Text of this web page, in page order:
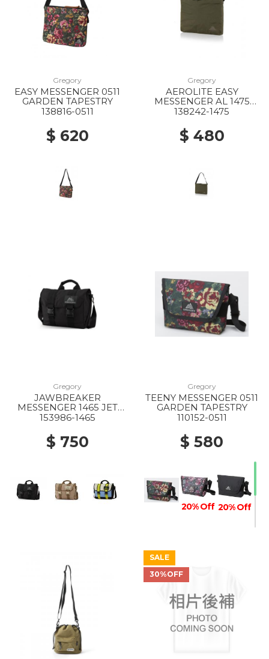
Gregory
EASY MESSENGER 0511
GARDEN TAPESTRY
138816-0511
$ 620
Gregory
AEROLITE EASY
MESSENGER AL 1475
KHAKI
138242-1475
$ 480
Gregory
JAWBREAKER
MESSENGER 1465 JET
BLACK
153986-1465
$ 750
Gregory
TEENY MESSENGER 0511
GARDEN TAPESTRY
110152-0511
$ 580
20% Off 20% Off
60% Off
SALE
30%OFF